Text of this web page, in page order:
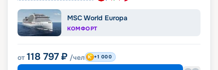
MSC World Europa
КОМФОРТ
от 118 797 ₽ /чел +1 000